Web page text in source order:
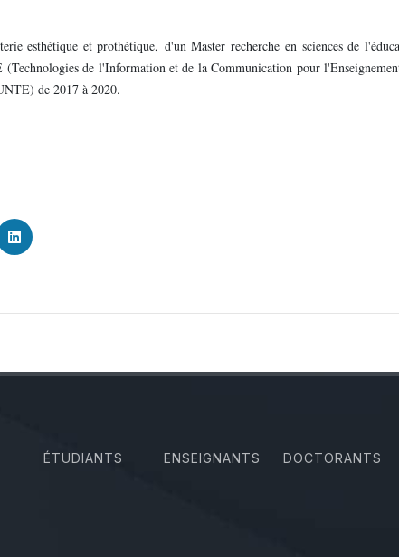
esthétique et prothétique, d'un Master recherche en sciences de
de l'Information et de la Communication pour
de 2017 à 2020.
ÉTUDIANTS ENSEIGNANTS DOCTORANTS